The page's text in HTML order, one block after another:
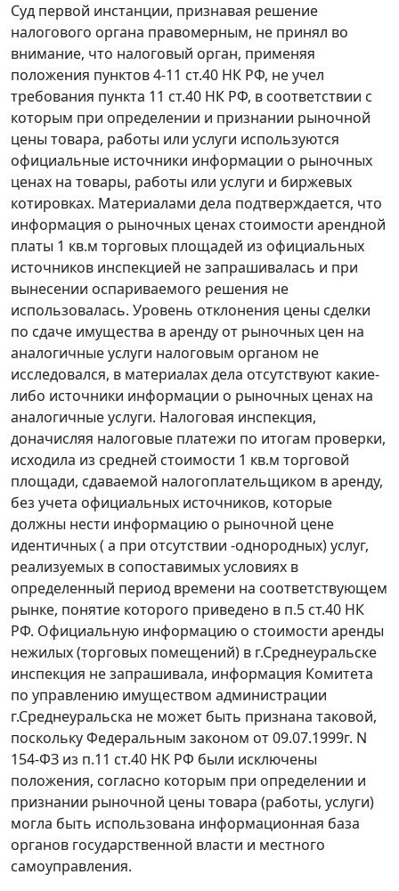
Суд первой инстанции, признавая решение
налогового органа правомерным, не принял во
внимание, что налоговый орган, применяя
положения пунктов 4-11 ст.40 НК РФ, не учел
требования пункта 11 ст.40 НК РФ, в соответствии с
которым при определении и признании рыночной
цены товара, работы или услуги используются
официальные источники информации о рыночных
ценах на товары, работы или услуги и биржевых
котировках. Материалами дела подтверждается, что
информация о рыночных ценах стоимости арендной
платы 1 кв.м торговых площадей из официальных
источников инспекцией не запрашивалась и при
вынесении оспариваемого решения не
использовалась. Уровень отклонения цены сделки
по сдаче имущества в аренду от рыночных цен на
аналогичные услуги налоговым органом не
исследовался, в материалах дела отсутствуют какие-
либо источники информации о рыночных ценах на
аналогичные услуги. Налоговая инспекция,
доначисляя налоговые платежи по итогам проверки,
исходила из средней стоимости 1 кв.м торговой
площади, сдаваемой налогоплательщиком в аренду,
без учета официальных источников, которые
должны нести информацию о рыночной цене
идентичных ( а при отсутствии -однородных) услуг,
реализуемых в сопоставимых условиях в
определенный период времени на соответствующем
рынке, понятие которого приведено в п.5 ст.40 НК
РФ. Официальную информацию о стоимости аренды
нежилых (торговых помещений) в г.Среднеуральске
инспекция не запрашивала, информация Комитета
по управлению имуществом администрации
г.Среднеуральска не может быть признана таковой,
посколькуФедеральным законом от 09.07.1999г. N
154-ФЗ из п.11 ст.40 НК РФ были исключены
положения, согласно которым при определении и
признании рыночной цены товара (работы, услуги)
могла быть использована информационная база
органов государственной власти и местного
самоуправления.